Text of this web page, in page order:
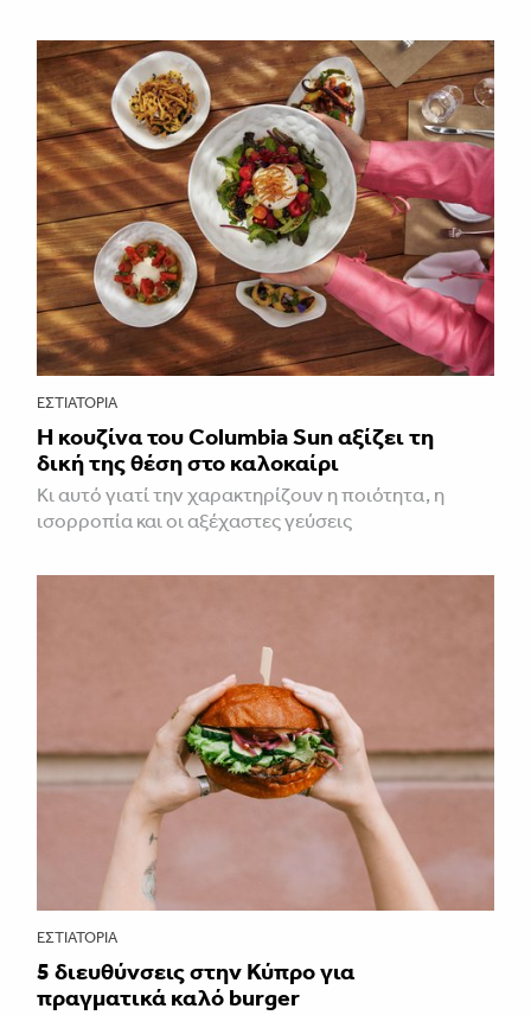
ΕΣΤΙΑΤΌΡΙΑ
Η κουζίνα του Columbia Sun αξίζει τη
δική της θέση στο καλοκαίρι
Κι αυτό γιατί την χαρακτηρίζουν η ποιότητα, η
ισορροπία και οι αξέχαστες γεύσεις
ΕΣΤΙΑΤΌΡΙΑ
5 διευθύνσεις στην Κύπρο για
πραγματικά καλό burger